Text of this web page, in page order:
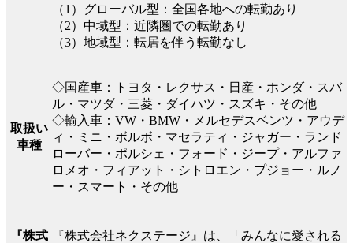
（1）グローバル型：全国各地への転勤あり
（2）中域型：近隣圏での転勤あり
（3）地域型：転居を伴う転勤なし
取扱い
車種
◇国産車：トヨタ・レクサス・日産・ホンダ・スバ
ル・マツダ・三菱・ダイハツ・スズキ・その他
◇輸入車：VW・BMW・メルセデスベンツ・アウデ
ィ・ミニ・ボルボ・マセラティ・ジャガー・ランド
ローバー・ポルシェ・フォード・ジープ・アルファ
ロメオ・フィアット・シトロエン・プジョー・ルノ
ー・スマート・その他
『株式
『株式会社ネクステージ』は、「みんなに愛される